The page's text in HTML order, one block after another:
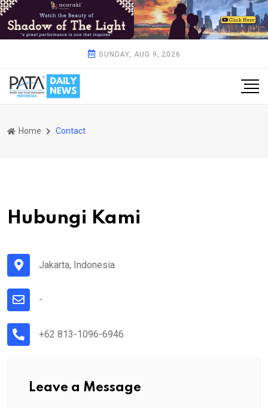
SUNDAY, AUG 9, 2026
Home Contact
Hubungi Kami
Jakarta, Indonesia
-
+62 813-1096-6946
Leave a Message